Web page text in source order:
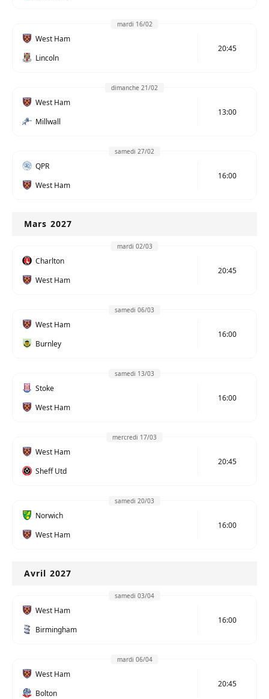
mardi 16/02
West Ham
Lincoln
20:45
dimanche 21/02
West Ham
Millwall
13:00
samedi 27/02
QPR
West Ham
16:00
Mars 2027
mardi 02/03
Charlton
West Ham
20:45
samedi 06/03
West Ham
Burnley
16:00
samedi 13/03
Stoke
West Ham
16:00
mercredi 17/03
West Ham
Sheff Utd
20:45
samedi 20/03
Norwich
West Ham
16:00
Avril 2027
samedi 03/04
West Ham
Birmingham
16:00
mardi 06/04
West Ham
Bolton
20:45